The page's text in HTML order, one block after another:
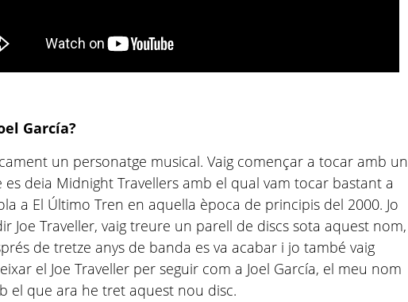
García?
un personatge musical. Vaig començar a tocar amb un
es deia Midnight Travellers amb el qual vam tocar bastant a
a El Último Tren en aquella època de principis del 2000. Jo
Joe Traveller, vaig treure un parell de discs sota aquest nom,
de tretze anys de banda es va acabar i jo també vaig
el Joe Traveller per seguir com a Joel García, el meu nom
el que ara he tret aquest nou disc.